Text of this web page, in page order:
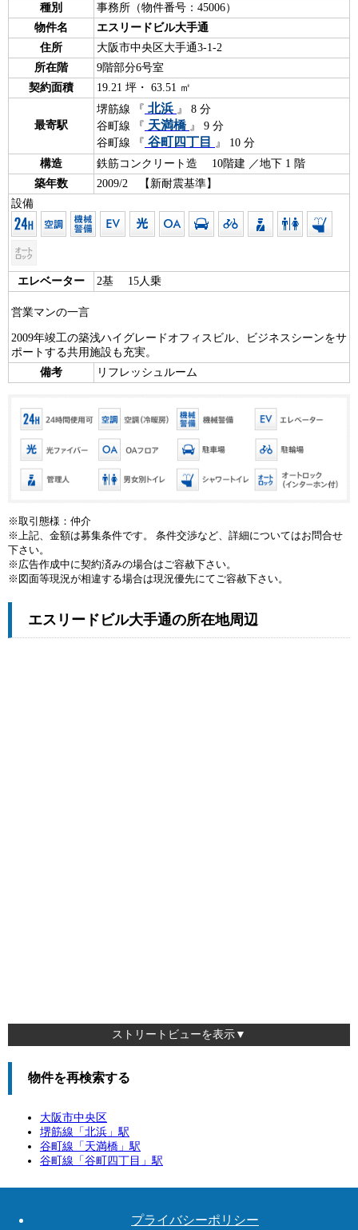
種別
事務所（物件番号：45006）
物件名
エスリードビル大手通
住所
大阪市中央区大手通3-1-2
所在階
9階部分6号室
契約面積
19.21 坪・ 63.51 ㎡
最寄駅
堺筋線 『 北浜 』 8 分
谷町線 『 天満橋 』 9 分
谷町線 『 谷町四丁目 』 10 分
構造
鉄筋コンクリート造 10階建 ／地下 1 階
築年数
2009/2 【新耐震基準】
設備
エレベーター 2基 15人乗
営業マンの一言
2009年竣工の築浅ハイグレードオフィスビル、ビジネスシーンをサ
ポートする共用施設も充実。
備考
リフレッシュルーム
※取引態様：仲介
※上記、金額は募集条件です。 条件交渉など、詳細についてはお問合せ
下さい。
※広告作成中に契約済みの場合はご容赦下さい。
※図面等現況が相違する場合は現況優先にてご容赦下さい。
エスリードビル大手通の所在地周辺
ストリートビューを表示▼
物件を再検索する
大阪市中央区
堺筋線「 北浜 」駅
谷町線「 天満橋 」駅
谷町線「 谷町四丁目 」駅
プライバシーポリシー